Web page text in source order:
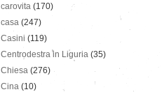
carovita (170)
casa (247)
Casini (119)
Centrodestra in Liguria (35)
Chiesa (276)
Cina (10)